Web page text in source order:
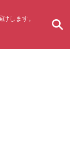
します。